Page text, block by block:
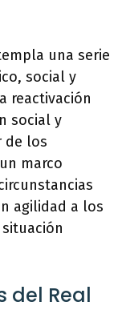
una serie
social y
reactivación
social y
de los
marco
agilidad a los
del Real